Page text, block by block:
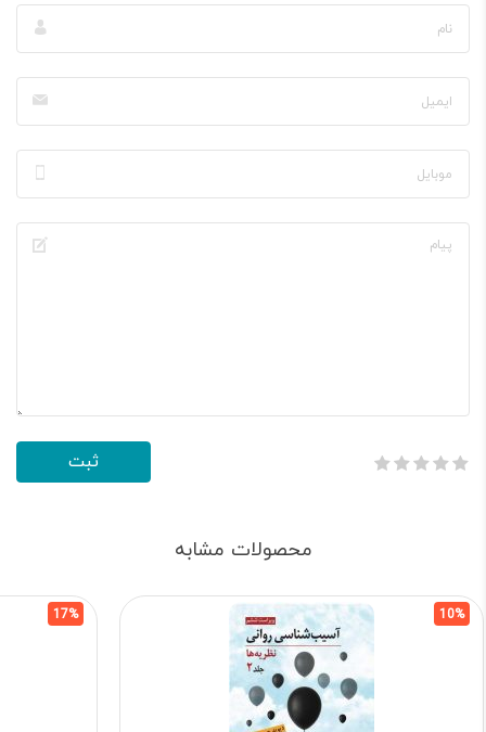
محصولات مشابه
10%
17%